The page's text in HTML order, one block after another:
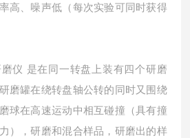
高、噪声低（每次实验可同时获得
仪 是在同一转盘上装有四个研磨
磨罐在绕转盘轴公转的同时又围绕
球在高速运动中相互碰撞（具有撞
），研磨和混合样品，研磨出的样